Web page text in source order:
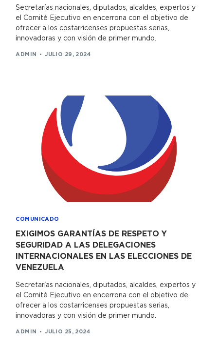
Secretarías nacionales, diputados, alcaldes, expertos y
el Comité Ejecutivo en encerrona con el objetivo de
ofrecer a los costarricenses propuestas serias,
innovadoras y con visión de primer mundo.
ADMIN JULIO 29, 2024
COMUNICADO
EXIGIMOS GARANTÍAS DE RESPETO Y
SEGURIDAD A LAS DELEGACIONES
INTERNACIONALES EN LAS ELECCIONES DE
VENEZUELA
Secretarías nacionales, diputados, alcaldes, expertos y
el Comité Ejecutivo en encerrona con el objetivo de
ofrecer a los costarricenses propuestas serias,
innovadoras y con visión de primer mundo.
ADMIN JULIO 25, 2024